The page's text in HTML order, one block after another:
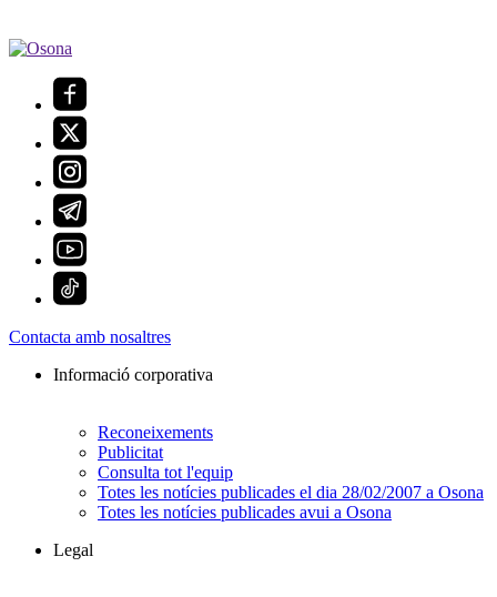
Contacta amb nosaltres
Informació corporativa
Reconeixements
Publicitat
Consulta tot l'equip
Totes les notícies publicades el dia 28/02/2007 a Osona
Totes les notícies publicades avui a Osona
Legal